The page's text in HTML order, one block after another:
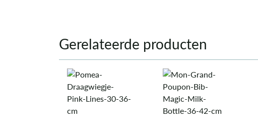
Gerelateerde producten